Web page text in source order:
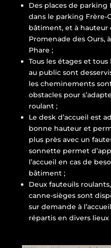
Des places de parking
dans le parking Frère-
bâtiment, et à hauteur
Promenade des Ours,
Phare ;
Tous les étages et tous
au public sont
les cheminements
obstacles pour
roulant ;
Le desk d’accueil est
bonne hauteur et
plus près avec un
sonnette permet
l’accueil en cas de
bâtiment ;
Deux fauteuils
canne-sièges sont
sur demande à
répartis en divers